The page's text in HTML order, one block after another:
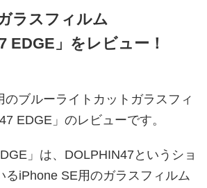
ラスフィルム
EDGE」をレビュー！
のブルーライトカットガラスフィ
EDGE」のレビューです。
」は、DOLPHIN47というショ
るiPhone SE用のガラスフィルム